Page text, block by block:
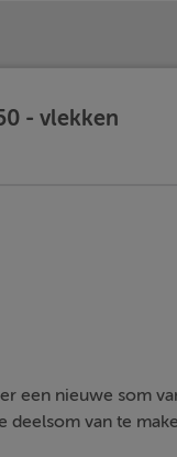
- vlekken
een nieuwe som
deelsom van te